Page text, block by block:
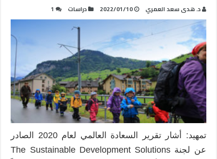
د. هدى سعد العمري 2022/01/10 دراسات 1
تمهيد: أشار تقرير السعادة العالمي لعام 2020 الصادر
عن لجنة The Sustainable Development Solutions